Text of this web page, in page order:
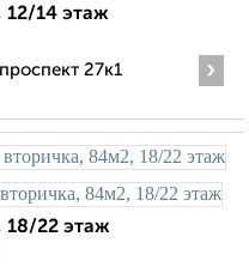
12/14 этаж
27к1
›
18/22 этаж